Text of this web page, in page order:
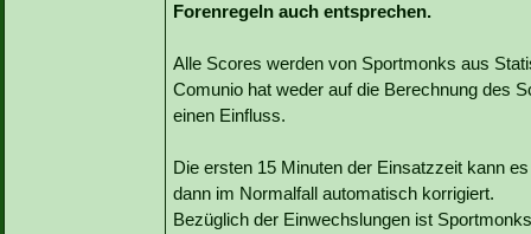
Forenregeln auch entsprechen.
Alle Scores werden von Sportmonks aus
Comunio hat weder auf die Berechnung des
einen Einfluss.
Die ersten 15 Minuten der Einsatzzeit kann
dann im Normalfall automatisch korrigiert.
Bezüglich der Einwechslungen ist